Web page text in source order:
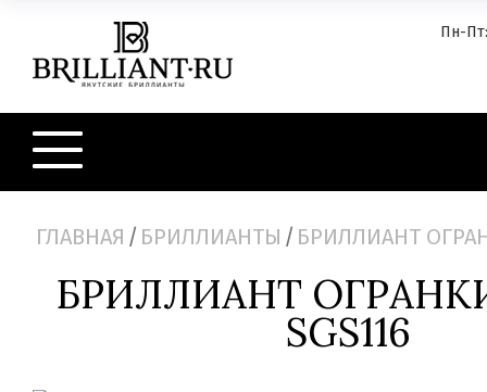
Пн-
ГЛАВНАЯ / БРИЛЛИАНТЫ / БРИЛЛИАНТ
БРИЛЛИАНТ
SGS116